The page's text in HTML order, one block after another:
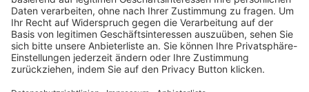
Trainerbörse
Login SpielPlus
FOLGE DEM BFV